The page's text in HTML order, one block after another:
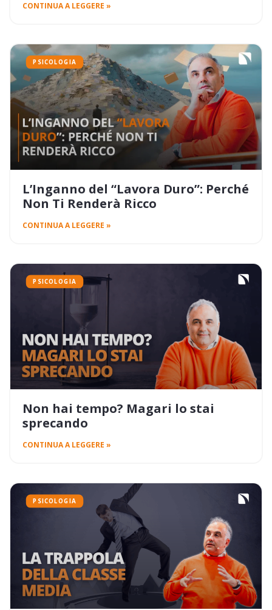
CONTINUA A LEGGERE »
PSICOLOGIA
L’Inganno del “Lavora Duro”: Perché
Non Ti Renderà Ricco
CONTINUA A LEGGERE »
PSICOLOGIA
Non hai tempo? Magari lo stai
sprecando
CONTINUA A LEGGERE »
PSICOLOGIA